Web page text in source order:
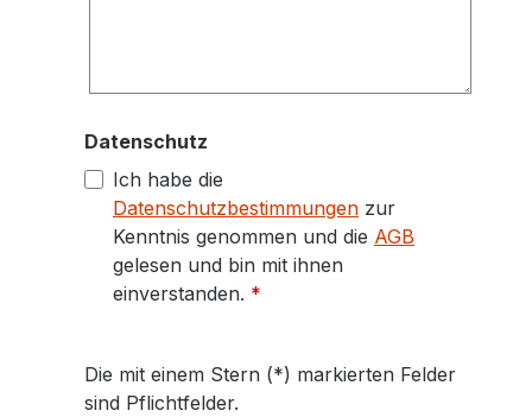
Datenschutz
Ich habe die
Datenschutzbestimmungen zur
Kenntnis genommen und die AGB
gelesen und bin mit ihnen
einverstanden. *
Die mit einem Stern (*) markierten Felder
sind Pflichtfelder.